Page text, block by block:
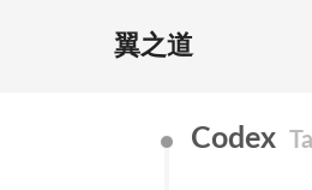
翼之道
Codex